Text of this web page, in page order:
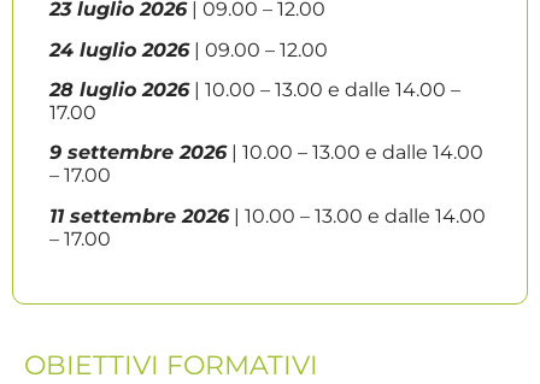
23 luglio 2026| 09.00 – 12.00
24 luglio 2026| 09.00 – 12.00
28 luglio 2026| 10.00 – 13.00 e dalle 14.00 –
17.00
9 settembre 2026| 10.00 – 13.00 e dalle 14.00
– 17.00
11 settembre 2026| 10.00 – 13.00 e dalle 14.00
– 17.00
OBIETTIVI FORMATIVI